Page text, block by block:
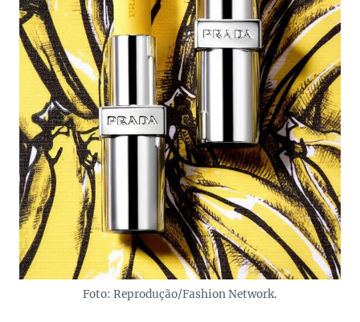
Foto: Reprodução/Fashion Network.